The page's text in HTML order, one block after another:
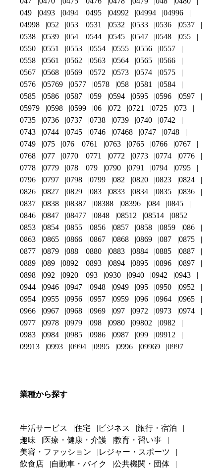
049
0493 0494 0495 04992 04994
04996
04998
052 053 0531 0532 0533 0536
0537
0538
0539 054 0544 0545 0547 0548
055
0550
0551 0553 0554 0555 0556
0557
0558
0561 0562 0563 0564 0565
0566
0567
0568 0569 0572 0573 0574
0575
0576
05769 0577 0578 058 0581
0584
0585
0586 0587 059 0594 0595 0596
0597
05979
0598 0599 06 072 0721 0725
073
0735
0736 0737 0738 0739 0740
0742
0743
0744 0745 0746 07468 0747
0748
0749
075 076 0761 0763 0765 0766
0767
0768
077 0770 0771 0772 0773 0774
0776
0778
0779 078 079 0790 0791 0794
0795
0796
0797 0798 0799 082 0820 0823
0824
0826
0827 0829 083 0833 0834 0835
0836
0837
0838 08387 08388 08396 084
0845
0846
0847 08477 0848 08512 08514
0852
0853
0854 0855 0856 0857 0858 0859
086
0863
0865 0866 0867 0868 0869 087
0875
0877
0879 088 0880 0883 0884 0885
0887
0889
089 0892 0893 0894 0895 0896
0897
0898
092 0920 093 0930 0940 0942
0943
0944
0946 0947 0948 0949 095 0950
0952
0954
0955 0956 0957 0959 096 0964
0965
0966
0967 0968 0969 097 0972 0973
0974
0977
0978 0979 098 0980 09802
0982
0983
0984 0985 0986 0987 099
09912
09913
0993 0994 0995 0996 09969 0997
業種から探す
生活サービス 住宅 ビジネス
旅行・宿泊
趣味
医療・健康・介護
教育・習い事
美容・ファッション
レジャー・スポーツ
飲食店
自動車・バイク
公共機関・団体